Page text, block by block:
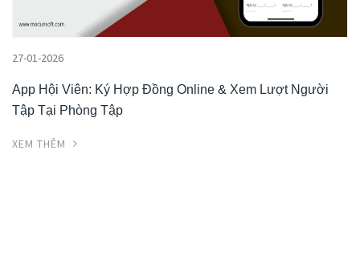
27-01-2026
App Hội Viên: Ký Hợp Đồng Online & Xem Lượt Người
Tập Tại Phòng Tập
XEM THÊM